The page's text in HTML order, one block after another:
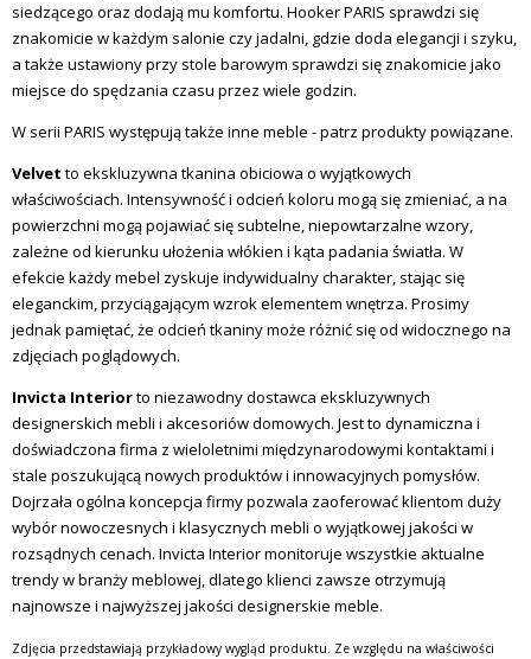
siedzącego oraz dodają mu komfortu. Hooker PARIS sprawdzi się
znakomicie w każdym salonie czy jadalni, gdzie doda elegancji i szyku,
a także ustawiony przy stole barowym sprawdzi się znakomicie jako
miejsce do spędzania czasu przez wiele godzin.
W serii PARIS występują także inne meble - patrz produkty powiązane.
Velvet to ekskluzywna tkanina obiciowa o wyjątkowych
właściwościach. Intensywność i odcień koloru mogą się zmieniać, a na
powierzchni mogą pojawiać się subtelne, niepowtarzalne wzory,
zależne od kierunku ułożenia włókien i kąta padania światła. W
efekcie każdy mebel zyskuje indywidualny charakter, stając się
eleganckim, przyciągającym wzrok elementem wnętrza. Prosimy
jednak pamiętać, że odcień tkaniny może różnić się od widocznego na
zdjęciach poglądowych.
Invicta Interiorto niezawodny dostawca ekskluzywnych
designerskich mebli i akcesoriów domowych. Jest to dynamiczna i
doświadczona firma z wieloletnimi międzynarodowymi kontaktami i
stale poszukującą nowych produktów i innowacyjnych pomysłów.
Dojrzała ogólna koncepcja firmy pozwala zaoferować klientom duży
wybór nowoczesnych i klasycznych mebli o wyjątkowej jakości w
rozsądnych cenach. Invicta Interior monitoruje wszystkie aktualne
trendy w branży meblowej, dlatego klienci zawsze otrzymują
najnowsze i najwyższej jakości designerskie meble.
Zdjęcia przedstawiają przykładowy wygląd produktu. Ze względu na właściwości